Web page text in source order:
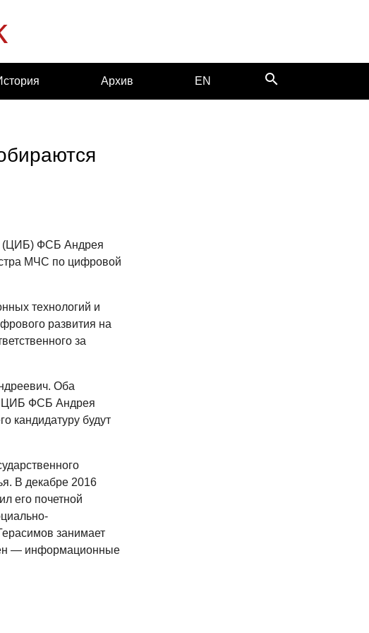
Архив EN search
(ЦИБ) ФСБ Андрея
МЧС по цифровой
технологий и
развития на
за
Оба
ЦИБ ФСБ Андрея
кандидатуру будут
В декабре 2016
его почетной
занимает
— информационные